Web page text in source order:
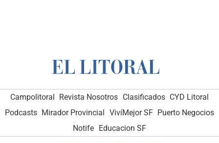
Campolitoral Revista Nosotros Clasificados CYD Litoral
Podcasts Mirador Provincial VivíMejor SF Puerto Negocios
Notife Educacion SF